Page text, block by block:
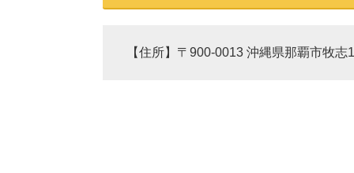
【住所】〒900-0013 沖縄県那覇市牧志